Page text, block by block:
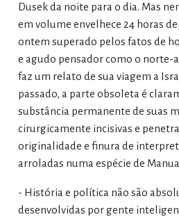
Dusek da noite para o dia. Mas
em volume envelhece 24 horas
ontem superado pelos fatos de
e agudo pensador como o norte-
faz um relato de sua viagem a
passado, a parte obsoleta é
substância permanente de suas
cirurgicamente incisivas e
originalidade e finura de
arroladas numa espécie de
- História e política não são
desenvolvidas por gente